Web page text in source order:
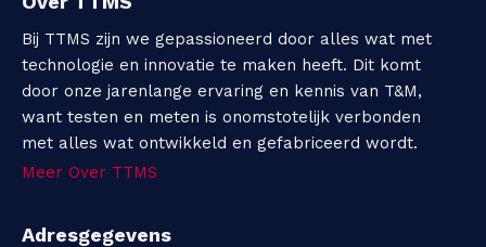
Bij TTMS zijn we gepassioneerd door alles wat met
technologie en innovatie te maken heeft. Dit komt
door onze jarenlange ervaring en kennis van T&M,
want testen en meten is onomstotelijk verbonden
met alles wat ontwikkeld en gefabriceerd wordt.
Meer Over TTMS
Adresgegevens